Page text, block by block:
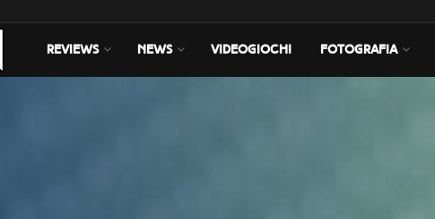
REVIEWS NEWS VIDEOGIOCHI FOTOGRAFIA